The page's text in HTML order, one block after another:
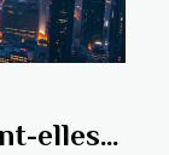
elles